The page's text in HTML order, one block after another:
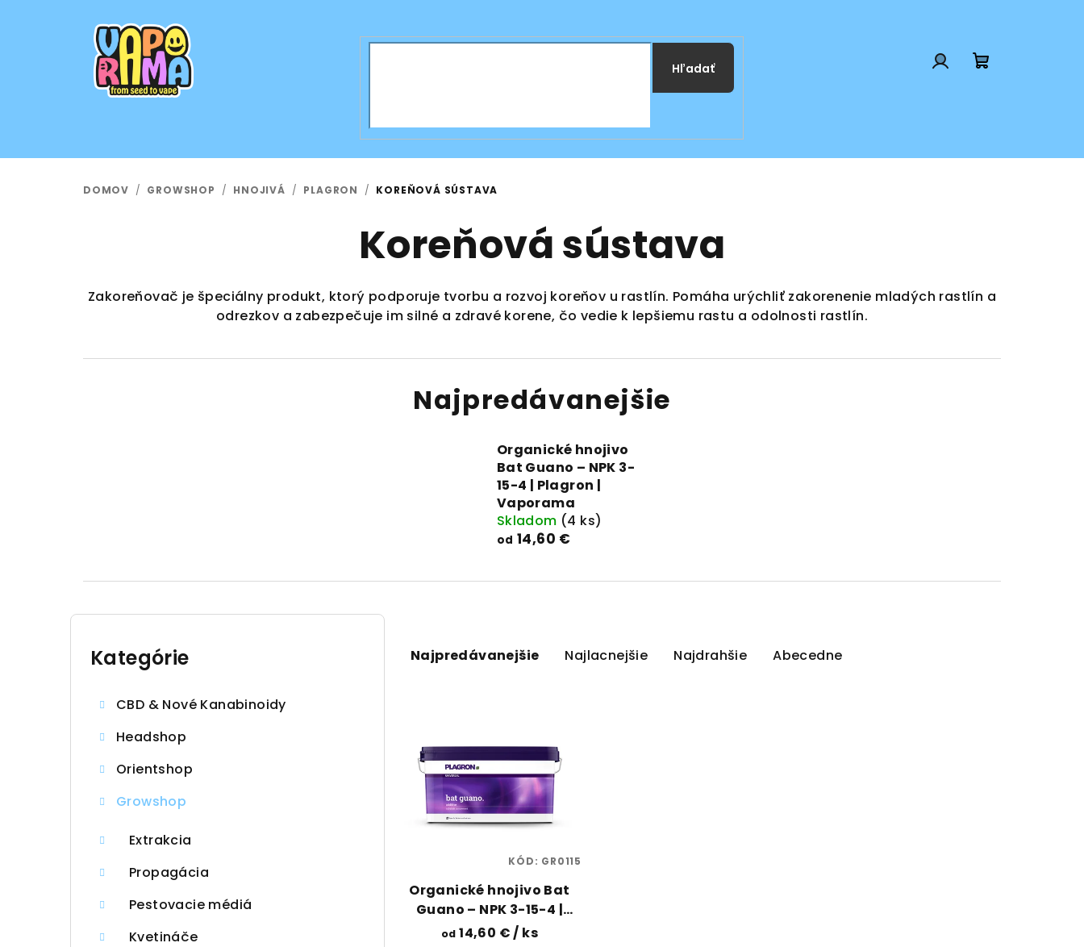
Hľadať
DOMOV / GROWSHOP / HNOJIVÁ / PLAGRON / KOREŇOVÁ SÚSTAVA
Koreňová sústava
Zakoreňovač je špeciálny produkt, ktorý podporuje tvorbu a rozvoj koreňov u rastlín. Pomáha urýchliť zakorenenie mladých rastlín a
odrezkov a zabezpečuje im silné a zdravé korene, čo vedie k lepšiemu rastu a odolnosti rastlín.
Najpredávanejšie
Organické hnojivo
Bat Guano – NPK 3-
15-4 | Plagron |
Vaporama
Skladom (4 ks)
od 14,60 €
B
Preskočiť
kategórie
Kategórie
CBD & Nové Kanabinoidy
Headshop
Orientshop
Growshop
Extrakcia
Propagácia
Pestovacie médiá
Kvetináče
a
Najpredávanejšie Najlacnejšie Najdrahšie Abecedne
Organické hnojivo Bat
Guano – NPK 3-15-4 |
Plagron | Vaporama
od 14,60 €/ ks
KÓD: GR0115